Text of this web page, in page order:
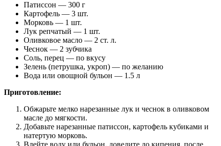
Патиссон — 300 г
Картофель — 3 шт.
Морковь — 1 шт.
Лук репчатый — 1 шт.
Оливковое масло — 2 ст. л.
Чеснок — 2 зубчика
Соль, перец — по вкусу
Зелень (петрушка, укроп) — по желанию
Вода или овощной бульон — 1.5 л
Приготовление:
Обжарьте мелко нарезанные лук и чеснок в оливковом
масле до мягкости.
Добавьте нарезанные патиссон, картофель кубиками и
натертую морковь.